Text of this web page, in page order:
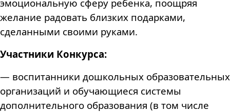
эмоциональную сферу ребенка, поощряя
желание радовать близких подарками,
сделанными своими руками.
Участники Конкурса:
— воспитанники дошкольных образовательных
организаций и обучающиеся системы
дополнительного образования (в том числе